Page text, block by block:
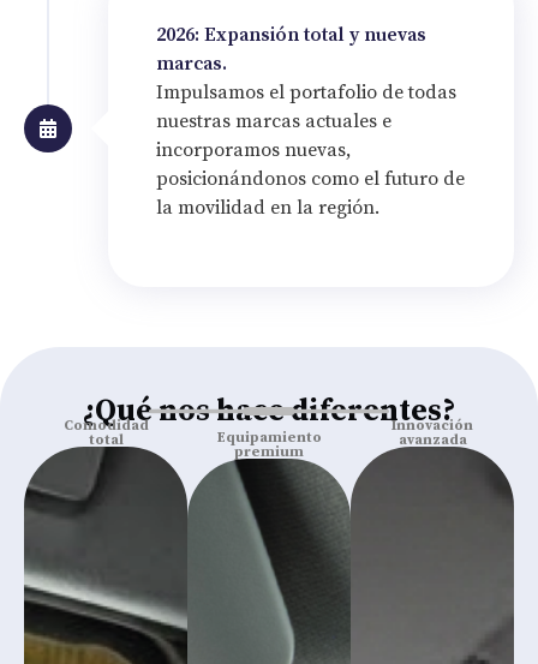
2026: Expansión total y nuevas
marcas.
Impulsamos el portafolio de todas
nuestras marcas actuales e
incorporamos nuevas,
posicionándonos como el futuro de
la movilidad en la región.
¿Qué nos hace diferentes?
Comodidad
total
Equipamiento
premium
Innovación
avanzada